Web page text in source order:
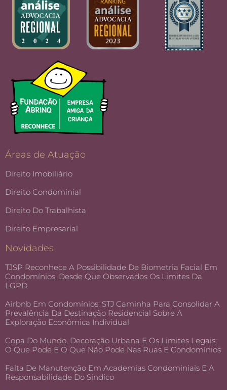
Áreas de Atuação
Direito Imobiliário
Direito Condominial
Direito Do Trabalhista
Direito Empresarial
Novidades
TJSP Reconhece A Possibilidade De Biometria Facial Em
Condomínios, Desde Que Observados Os Limites Da
LGPD
Airbnb Em Condomínios: STJ Caminha Para Consolidar A
Prevalência Da Destinação Residencial Sobre A
Exploração Econômica Individual
Copa Do Mundo, Decoração Urbana E Os Limites Legais:
O Que Pode E O Que Não Pode Nas Ruas E Condomínios
Falta De Manutenção Em Academias Condominiais E A
Responsabilidade Do Síndico